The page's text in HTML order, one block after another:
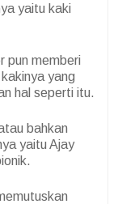
yaitu kaki
pun memberi
yang
hal seperti itu.
bahkan
yaitu Ajay